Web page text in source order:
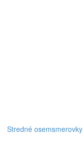
Stredné osemsmerovky